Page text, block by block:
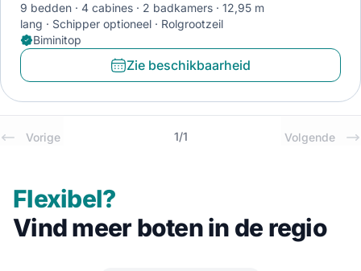
9 bedden 4 cabines 2 badkamers
12,95 m
lang
Schipper optioneel
Rolgrootzeil
Biminitop
Zie beschikbaarheid
Vorige 1/1 Volgende
Flexibel?
Vind meer boten in de regio